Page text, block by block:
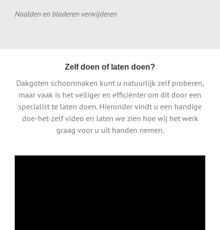
Naalden en bladeren verwijderen
Zelf doen of laten doen?
Dakgoten schoonmaken kunt u natuurlijk zelf proberen,
maar vaak is het veiliger en efficiënter om dit door een
specialist te laten doen. Hieronder vindt u een handige
doe-het-zelf video en laten we zien hoe wij het werk
graag voor u uit handen nemen.